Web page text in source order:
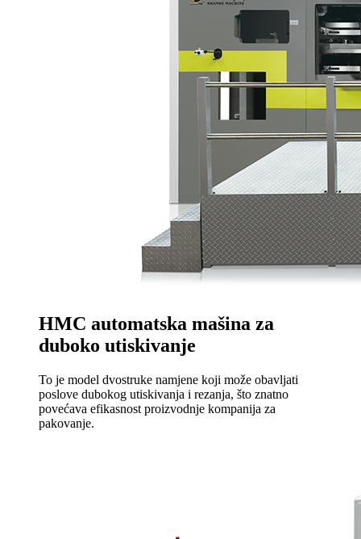
HMC automatska mašina za
duboko utiskivanje
To je model dvostruke namjene koji može obavljati
poslove dubokog utiskivanja i rezanja, što znatno
povećava efikasnost proizvodnje kompanija za
pakovanje.